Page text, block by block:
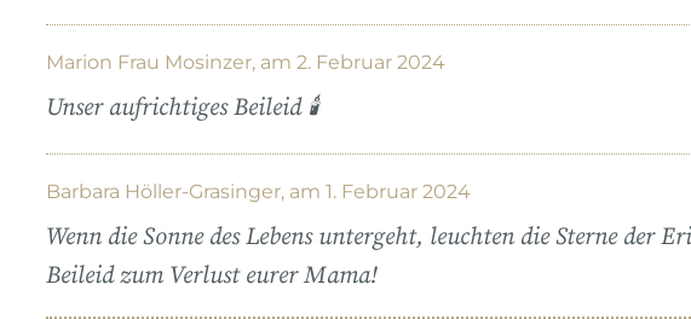
Marion Frau Mosinzer, am 2. Februar 2024
Unser aufrichtiges Beileid 🕯
Barbara Höller-Grasinger, am 1. Februar 2024
Wenn die Sonne des Lebens untergeht, leuchten die Sterne der
Beileid zum Verlust eurer Mama!